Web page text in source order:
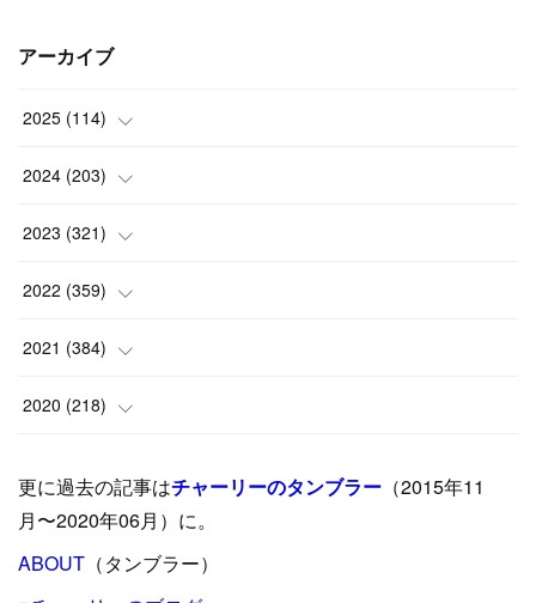
アーカイブ
2025 (114)
(1)
(8)
(6)
(9 )
(15
(24)
2024 (203)
(24)
(10)
(18)
(17)
(12)
2023 (321)
(25)
(17)
(35)
)
(26)
2022 (359)
(42)
(37)
(31)
(31)
2021 (384)
(9)
(39)
( 23)
2020 (218)
(24)
( 42)
更に過去の記事はチャーリーのタンブラー （2015年11
月〜2020年06月）に。
ABOUT （タンブラー）